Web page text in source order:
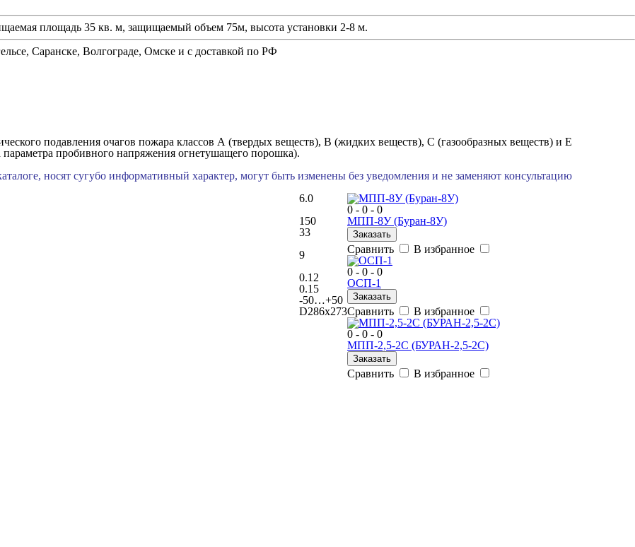
площадь 35 кв. м, защищаемый объем 75м, высота установки 2-8 м.
Саранске, Волгограде, Омске и с доставкой по РФ
подавления очагов пожара классов А (твердых веществ), В (жидких веществ), С (газообразных веществ) и Е
пробивного напряжения огнетушащего порошка).
носят сугубо информативный характер, могут быть изменены без уведомления и не заменяют консультацию
6.0
150
33
9
0.12
0.15
-50…+50
D286х273
0 - 0 - 0
МПП-8У (Буран-8У)
Заказать
Сравнить
В избранное
0 - 0 - 0
ОСП-1
Заказать
Сравнить
В избранное
0 - 0 - 0
МПП-2,5-2С (БУРАН-2,5-2С)
Заказать
Сравнить В избранное